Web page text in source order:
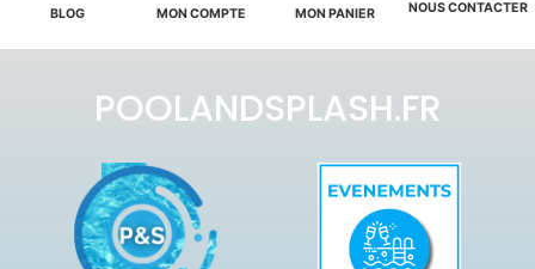
BLOG MON COMPTE MON PANIER NOUS CONTACTER
POOLANDSPLASH.FR